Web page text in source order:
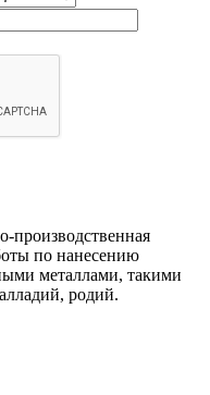
производственная
по нанесению
металлами, такими
родий.